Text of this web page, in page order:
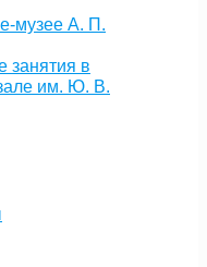
музее А. П.
занятия в
им. Ю. В.